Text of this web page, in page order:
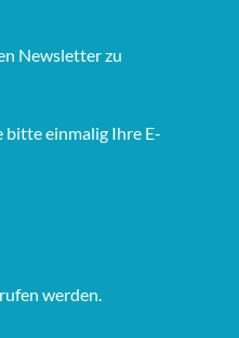
Newsletter zu
bitte einmalig Ihre E-
werden.